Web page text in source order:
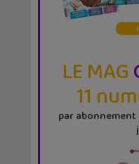
LE MAG
11
par